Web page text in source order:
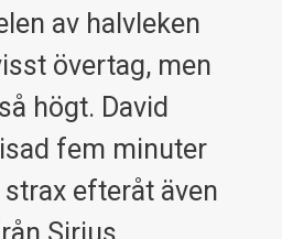
av halvleken
övertag, men
högt. David
fem minuter
efteråt även